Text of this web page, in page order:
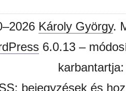
Károly György.
6.0.13 –
bejegyzésekés